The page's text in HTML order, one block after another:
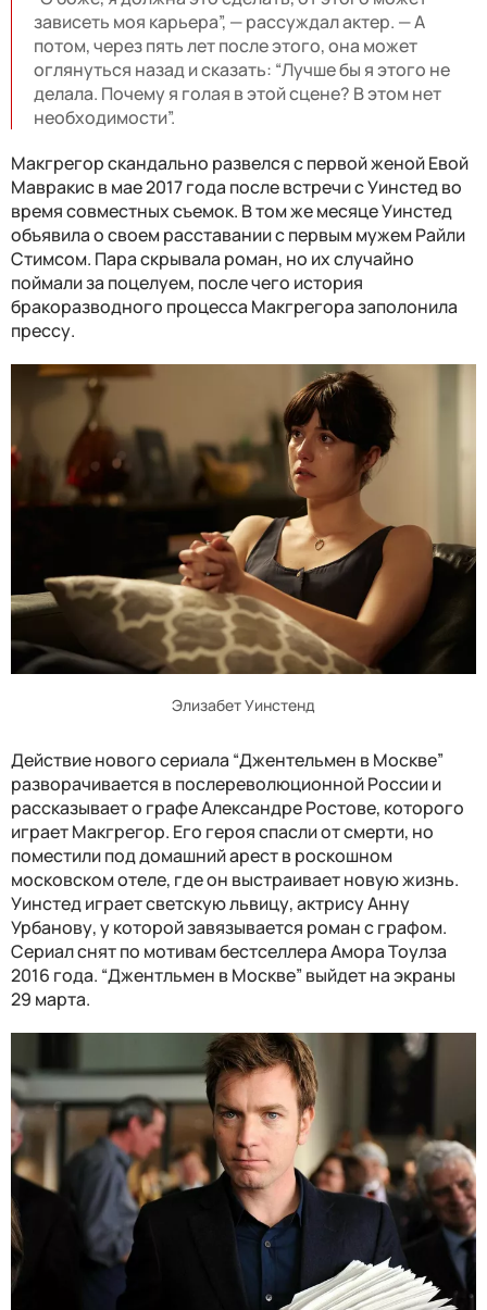
зависеть моя карьера”, — рассуждал актер. — А
потом, через пять лет после этого, она может
оглянуться назад и сказать: “Лучше бы я этого не
делала. Почему я голая в этой сцене? В этом нет
необходимости”.
Макгрегор скандально развелся с первой женой Евой
Мавракис в мае 2017 года после встречи с Уинстед во
время совместных съемок. В том же месяце Уинстед
объявила о своем расставании с первым мужем Райли
Стимсом. Пара скрывала роман, но их случайно
поймали за поцелуем, после чего история
бракоразводного процесса Макгрегора заполонила
прессу.
Элизабет Уинстенд
Действие нового сериала “Джентельмен в Москве”
разворачивается в послереволюционной России и
рассказывает о графе Александре Ростове, которого
играет Макгрегор. Его героя спасли от смерти, но
поместили под домашний арест в роскошном
московском отеле, где он выстраивает новую жизнь.
Уинстед играет светскую львицу, актрису Анну
Урбанову, у которой завязывается роман с графом.
Сериал снят по мотивам бестселлера Амора Тоулза
2016 года. “Джентльмен в Москве” выйдет на экраны
29 марта.